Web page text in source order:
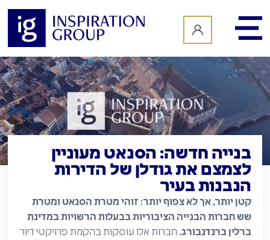
בנייה חדשה: הסנאט מעוניין
לצמצם את גודלן של הדירות
הנבנות בעיר
קטן יותר, אך לא צפוף יותר: זוהי מטרת הסנאט ומטרת
שש חברות הבנייה הציבוריות בבעלות הרשויות במדינת
ברלין ברנדנבורג. חברות אלו עוסקות בהקמת פרויקטי דיור